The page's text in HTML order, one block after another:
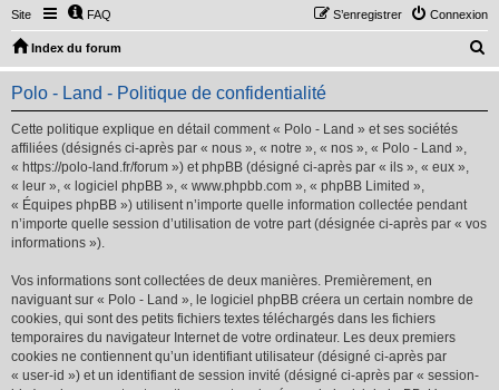
Site FAQ Connexion
S’enregistrer
Index du forum
e
Polo - Land - Politique de confidentialité
Cette politique explique en détail comment « Polo - Land » et ses sociétés
affiliées (désignés ci-après par « nous », « notre », « nos », « Polo - Land »,
« https://polo-land.fr/forum ») et phpBB (désigné ci-après par « ils », « eux »,
« leur », « logiciel phpBB », « www.phpbb.com », « phpBB Limited »,
« Équipes phpBB ») utilisent n’importe quelle information collectée pendant
n’importe quelle session d’utilisation de votre part (désignée ci-après par « vos
informations »).
Vos informations sont collectées de deux manières. Premièrement, en
naviguant sur « Polo - Land », le logiciel phpBB créera un certain nombre de
cookies, qui sont des petits fichiers textes téléchargés dans les fichiers
temporaires du navigateur Internet de votre ordinateur. Les deux premiers
cookies ne contiennent qu’un identifiant utilisateur (désigné ci-après par
« user-id ») et un identifiant de session invité (désigné ci-après par « session-